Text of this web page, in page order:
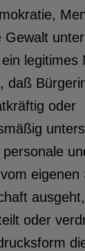
Gewalt
legitimes
daß
oder
eigenen
oder